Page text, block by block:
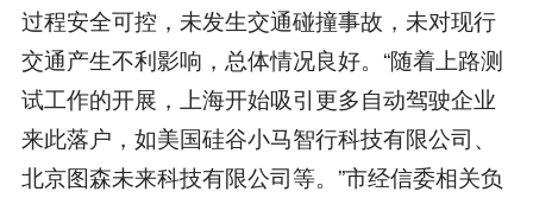
过程安全可控，未发生交通碰撞事故，未对现行
交通产生不利影响，总体情况良好。“随着上路测
试工作的开展，上海开始吸引更多自动驾驶企业
来此落户，如美国硅谷小马智行科技有限公司、
北京图森未来科技有限公司等。”市经信委相关负